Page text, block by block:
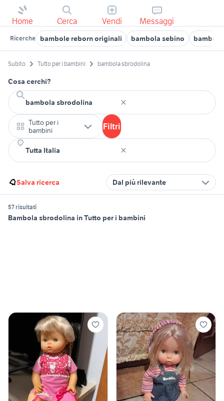
Home Cerca Vendi Messaggi
Ricerche bambole reborn originali bambola sebino
Subito Tutto per i bambini bambola sbrodolina
Cosa cerchi?
Tutto per i
bambini
Filtri
Salva ricerca Dal più rilevante
57 risultati
Bambola sbrodolina in Tutto per i bambini